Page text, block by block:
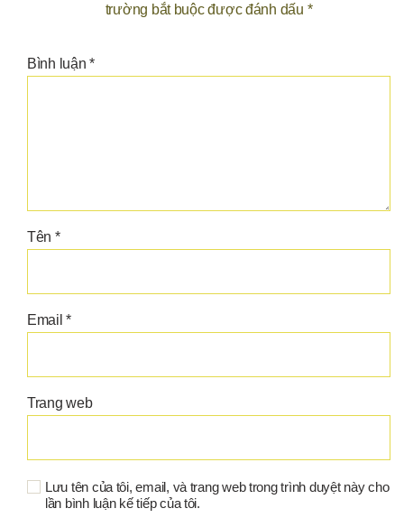
trường bắt buộc được đánh dấu *
Bình luận*
Tên *
Email*
Trang web
Lưu tên của tôi, email, và trang web trong trình duyệt này cho
lần bình luận kế tiếp của tôi.